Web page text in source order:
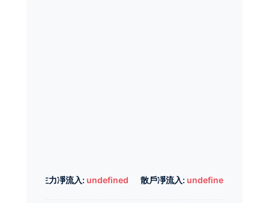
主力凈流入: undefined 散戶凈流入: undefined